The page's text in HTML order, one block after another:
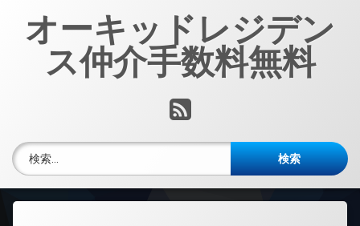
オーキッドレジデン
ス仲介手数料無料
RSS
検索: